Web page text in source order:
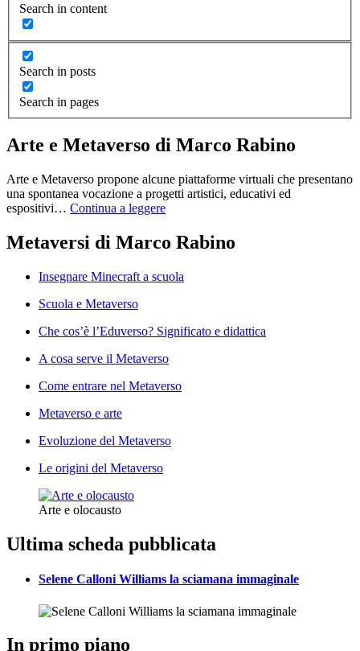
Search in content
Search in posts
Search in pages
Arte e Metaverso di Marco Rabino
Arte e Metaverso propone alcune piattaforme virtuali che presentano
una spontanea vocazione a progetti artistici, educativi ed
espositivi… Continua a leggere
Metaversi di Marco Rabino
Insegnare Minecraft a scuola
Scuola e Metaverso
Che cos’è l’Eduverso? Significato e didattica
A cosa serve il Metaverso
Come entrare nel Metaverso
Metaverso e arte
Evoluzione del Metaverso
Le origini del Metaverso
Arte e olocausto
Ultima scheda pubblicata
Selene Calloni Williams la sciamana immaginale
In primo piano